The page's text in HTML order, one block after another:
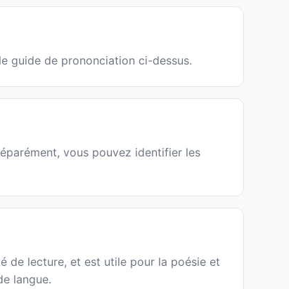
guide de prononciation ci-dessus.
vous pouvez identifier les
de lecture, et est utile pour la poésie et
langue.